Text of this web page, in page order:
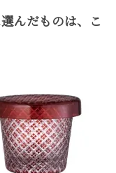
んだものは、こ